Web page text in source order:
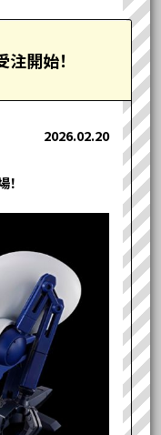
注開始！
2026.02.20
！